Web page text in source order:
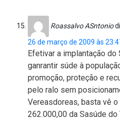
Roassalvo ASntonio
26 de março de 2009 às
Efetivar a implantação do
ganrantir súde à
promoção, proteção e
pelo ralo sem
Vereasdoreas, basta vê
262.000,00 da Sasúde do